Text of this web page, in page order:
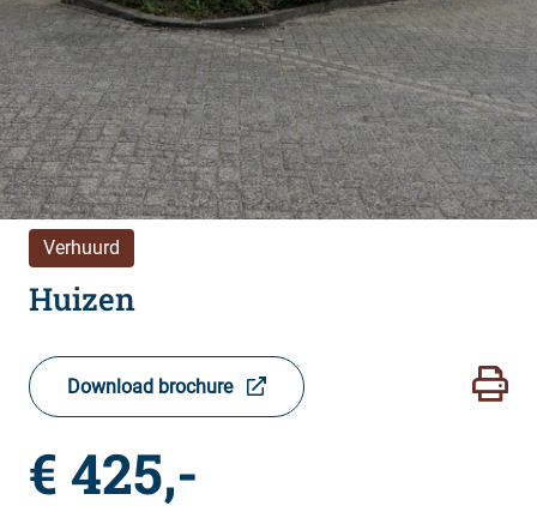
Verhuurd
Huizen
Download brochure
€ 425,-